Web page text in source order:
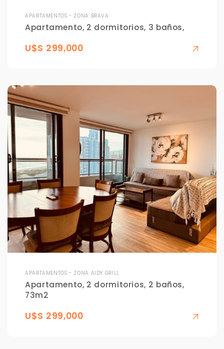
APARTAMENTOS - ZONA BRAVA
Apartamento, 2 dormitorios, 3 baños,
U$S 299,000
APARTAMENTOS - ZONA AIDY GRILL
Apartamento, 2 dormitorios, 2 baños,
73m2
U$S 299,000